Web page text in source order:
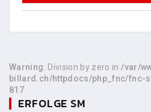
Warning: Division by zero in/var/
billard.ch/httpdocs/php_fnc/fnc-
817
ERFOLGE SM